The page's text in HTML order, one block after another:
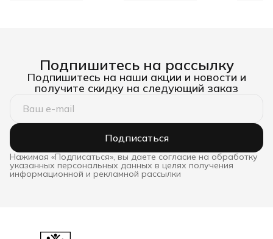
Подпишитесь на рассылку
Подпишитесь на наши акции и новости и
получите скидку на следующий заказ
Подписаться
Нажимая «Подписаться», вы даете согласие на обработку
указанных персональных данных в целях получения
информационной и рекламной рассылки